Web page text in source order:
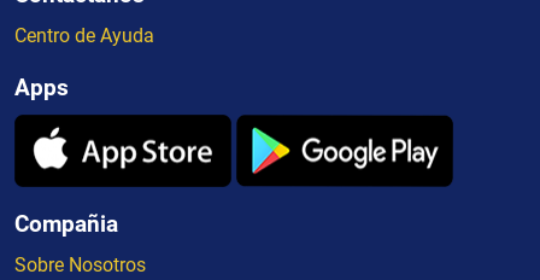
Centro de Ayuda
Apps
Compañia
Sobre Nosotros